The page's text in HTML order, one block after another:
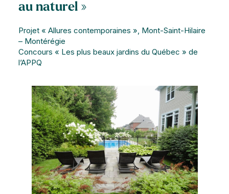
au naturel »
Projet « Allures contemporaines », Mont-Saint-Hilaire
– Montérégie
Concours « Les plus beaux jardins du Québec » de
l’APPQ